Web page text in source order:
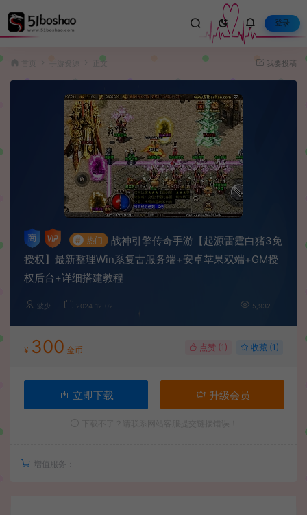
登录
手游资源 正文 我要投稿
# 热门
战神引擎传奇手游【起源雷霆白猪3免
授权】最新整理Win系复古服务端+安卓苹果双端+GM授
权后台+详细搭建教程
波少 2024-12-02 5,932
¥ 300 金币 点赞 (1 ) 收藏 (1)
立即下载 升级会员
增值服务：